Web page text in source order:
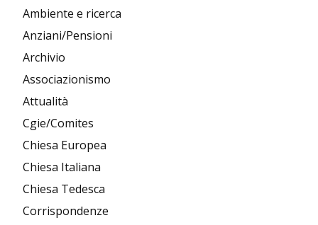
Ambiente e ricerca
Anziani/Pensioni
Archivio
Associazionismo
Attualità
Cgie/Comites
Chiesa Europea
Chiesa Italiana
Chiesa Tedesca
Corrispondenze